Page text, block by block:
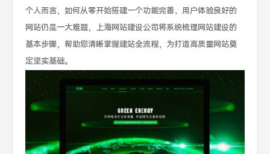
个人而言，如何从零开始搭建一个功能完善、用户体验良好的
网站仍是一大难题，上海网站建设公司将系统梳理网站建设的
基本步骤，帮助您清晰掌握建站全流程，为打造高质量网站奠
定坚实基础。